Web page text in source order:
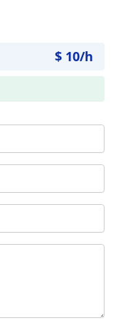
$ 10/h